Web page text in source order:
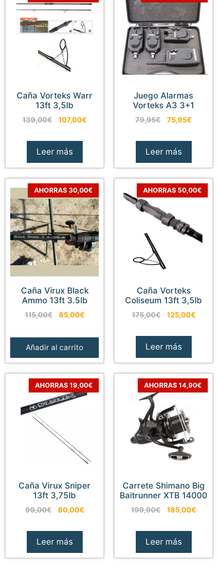
Caña Vorteks Warr
13ft 3,5lb
139,00€
El
original
era:
107,00€
Leer más
Juego Alarmas
Vorteks A3 3+1
79,95€
El
original
era:
75,95€
actual
Leer más
AHORRAS 30,00€
Caña Virux Black
Ammo 13ft 3.5lb
115,00€
El
era:
85,00€El
Añadir al carrito
AHORRAS 50,00€
Caña Vorteks
Coliseum 13ft 3,5lb
175,00€
El
original
era:
125,00€El
Leer más
AHORRAS 19,00€
Caña Virux Sniper
13ft 3,75lb
99,00€
El
original
era:
80,00€El
Leer más
AHORRAS 14,90€
Carrete Shimano Big
Baitrunner XTB 14000
199,90€
El
original
era:
185,00€
Leer más
precioprecio
Añadir al carrito